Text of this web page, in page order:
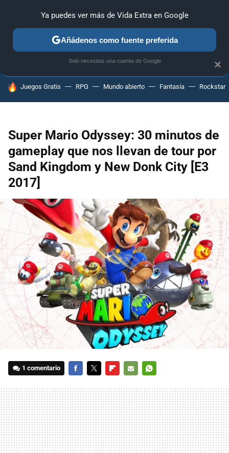
ANÁLISIS GUÍAS Y TRUCOS PC SONY NINTENDO
HOY SE HABLA DE
Juegos Gratis RPG Mundo abierto Fantasía Rockstar
Super Mario Odyssey: 30 minutos de
gameplay que nos llevan de tour por
Sand Kingdom y New Donk City [E3
2017]
1 comentario
MAIL
×
Ya puedes ver más de Vida Extra en Google
Añádenos como fuente preferida
Solo necesitas una cuenta de Google